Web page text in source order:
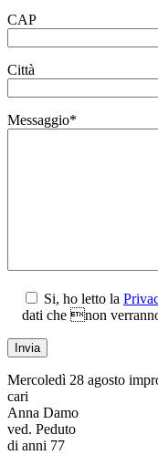
CAP
Città
Messaggio*
Si, ho letto la
dati che non
Mercoledì 28 agosto
cari
Anna Damo
ved. Peduto
di anni 77